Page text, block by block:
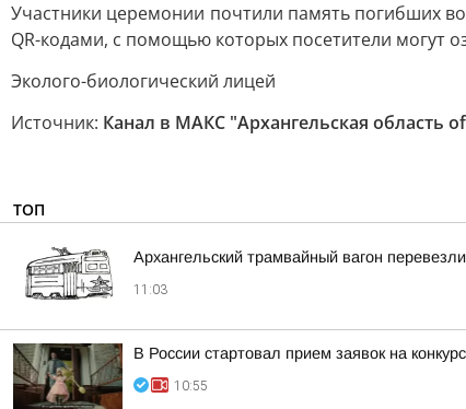
Участники церемонии почтили память погибших
QR-кодами, с помощью которых посетители могут
Эколого-биологический лицей
Источник: Канал в МАКС "Архангельская область
ТОП
Архангельский трамвайный вагон
11:03
В России стартовал прием заявок на
10:55